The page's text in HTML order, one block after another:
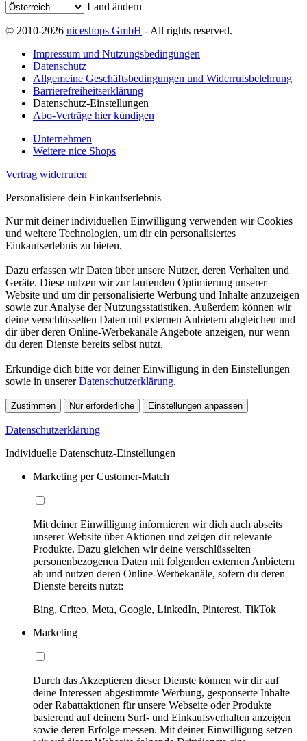
Land ändern
© 2010-2026 niceshops GmbH - All rights reserved.
Impressum und Nutzungsbedingungen
Datenschutz
Allgemeine Geschäftsbedingungen und Widerrufsbelehrung
Barrierefreiheitserklärung
Datenschutz-Einstellungen
Abo-Verträge hier kündigen
Unternehmen
Weitere nice Shops
Vertrag widerrufen
Personalisiere dein Einkaufserlebnis
Nur mit deiner individuellen Einwilligung verwenden wir Cookies
und weitere Technologien, um dir ein personalisiertes
Einkaufserlebnis zu bieten.
Dazu erfassen wir Daten über unsere Nutzer, deren Verhalten und
Geräte. Diese nutzen wir zur laufenden Optimierung unserer
Website und um dir personalisierte Werbung und Inhalte anzuzeigen
sowie zur Analyse der Nutzungsstatistiken. Außerdem können wir
deine verschlüsselten Daten mit externen Anbietern abgleichen und
dir über deren Online-Werbekanäle Angebote anzeigen, nur wenn
du deren Dienste bereits selbst nutzt.
Erkundige dich bitte vor deiner Einwilligung in den Einstellungen
sowie in unsererDatenschutzerklärung.
Zustimmen Nur erforderliche Einstellungen anpassen
Datenschutzerklärung
Individuelle Datenschutz-Einstellungen
Marketing per Customer-Match
Mit deiner Einwilligung informieren wir dich auch abseits
unserer Website über Aktionen und zeigen dir relevante
Produkte. Dazu gleichen wir deine verschlüsselten
personenbezogenen Daten mit folgenden externen Anbietern
ab und nutzen deren Online-Werbekanäle, sofern du deren
Dienste bereits nutzt:
Bing, Criteo, Meta, Google, LinkedIn, Pinterest, TikTok
Marketing
Durch das Akzeptieren dieser Dienste können wir dir auf
deine Interessen abgestimmte Werbung, gesponserte Inhalte
oder Rabattaktionen für unsere Webseite oder Produkte
basierend auf deinem Surf- und Einkaufsverhalten anzeigen
sowie deren Erfolge messen. Mit deiner Einwilligung setzen